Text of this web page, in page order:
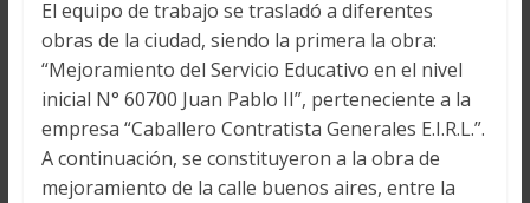
El equipo de trabajo se trasladó a diferentes
obras de la ciudad, siendo la primera la obra:
“Mejoramiento del Servicio Educativo en el nivel
inicial N° 60700 Juan Pablo II”, perteneciente a la
empresa “Caballero Contratista Generales E.I.R.L.”.
A continuación, se constituyeron a la obra de
mejoramiento de la calle buenos aires, entre la